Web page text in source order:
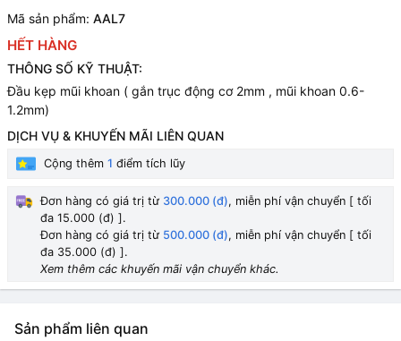
Mã sản phẩm: AAL7
HẾT HÀNG
THÔNG SỐ KỸ THUẬT:
Đầu kẹp mũi khoan ( gắn trục động cơ 2mm , mũi khoan 0.6-
1.2mm)
DỊCH VỤ & KHUYẾN MÃI LIÊN QUAN
Cộng thêm 1 điểm tích lũy
Đơn hàng có giá trị từ 300.000 (đ), miễn phí vận chuyển [ tối
đa 15.000 (đ) ].
Đơn hàng có giá trị từ 500.000 (đ), miễn phí vận chuyển [ tối
đa 35.000 (đ) ].
Xem thêm các khuyến mãi vận chuyển khác.
Sản phẩm liên quan